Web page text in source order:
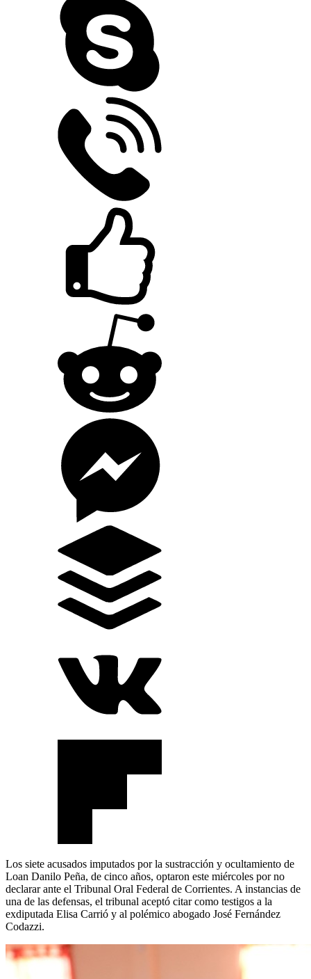
Los siete acusados imputados por la sustracción y ocultamiento de
Loan Danilo Peña, de cinco años, optaron este miércoles por no
declarar ante el Tribunal Oral Federal de Corrientes. A instancias de
una de las defensas, el tribunal aceptó citar como testigos a la
exdiputada Elisa Carrió y al polémico abogado José Fernández
Codazzi.